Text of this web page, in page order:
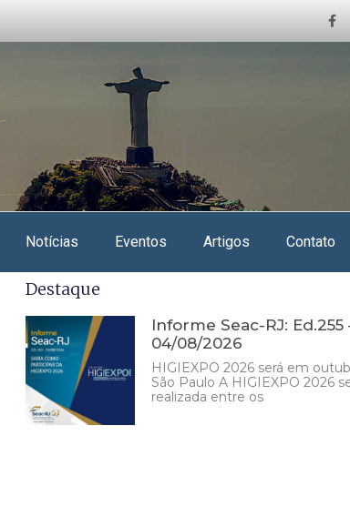
Notícias Eventos Artigos Contato
Destaque
Informe Seac-RJ: Ed.255
04/08/2026
HIGIEXPO 2026 será em
São Paulo A HIGIEXPO 2026
realizada entre os